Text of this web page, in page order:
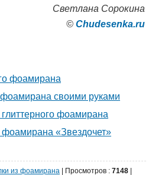
Светлана Сорокина
© Сhudesenka.ru
фоамирана
своими руками
фоамирана
фоамирана «Звездочет»
из фоамирана Просмотров : 7148